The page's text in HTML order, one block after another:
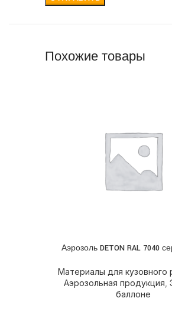
Похожие товары
ПОДРОБНЕЕ
Аэрозоль DETON RAL 7040
Материалы для кузовного
Аэрозольная продукция
баллоне